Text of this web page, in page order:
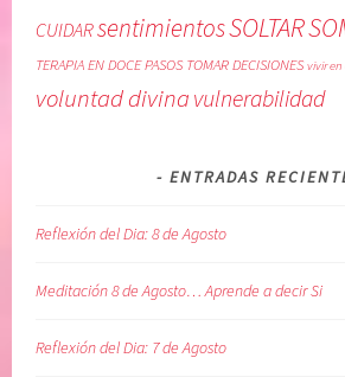
CUIDARsentimientosSOLTAR
TERAPIA EN DOCE PASOS TOMAR DECISIONES vivir
voluntad divina vulnerabilidad
ENTRADAS
Reflexión del Dia: 8 de Agosto
Meditación 8 de Agosto… Aprende a decir Si
Reflexión del Dia: 7 de Agosto